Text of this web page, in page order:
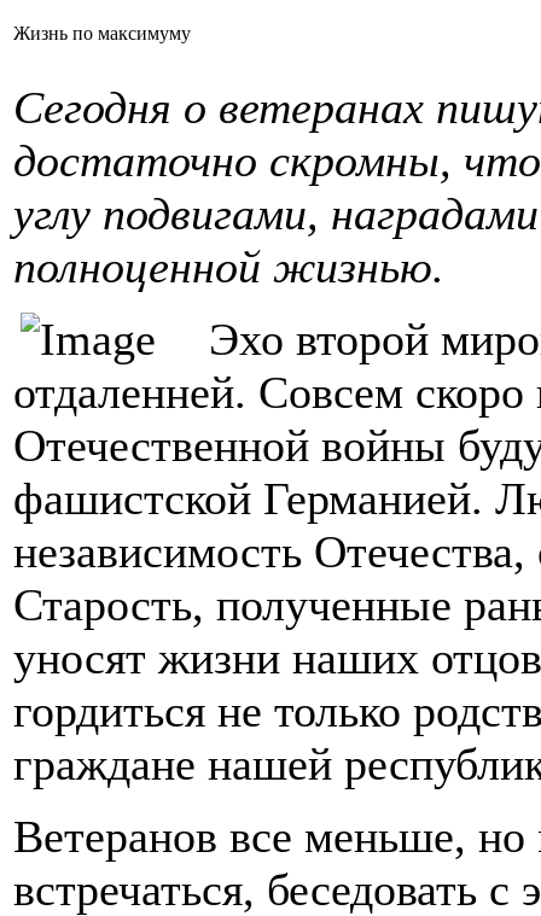
Жизнь по максимуму
Сегодня о ветеранах
достаточно скромны,
углу подвигами,
полноценной жизнью.
Эхо второй
отдаленней. Совсем
Отечественной войны
фашистской Германией.
независимость
Старость, полученные
уносят жизни наших
гордиться не только
граждане нашей
Ветеранов все меньше,
встречаться, беседовать